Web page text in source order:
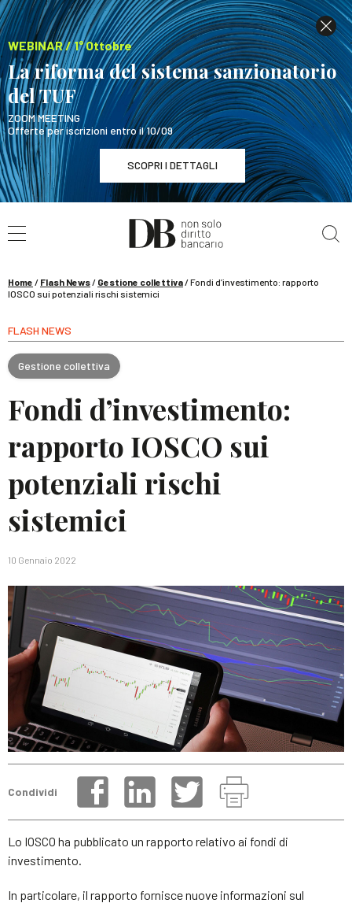
WEBINAR / 1° Ottobre
La riforma del sistema sanzionatorio
del TUF
ZOOM MEETING
Offerte per iscrizioni entro il 10/09
SCOPRI I DETTAGLI
WEBINAR / 1° Ottobre
La riforma del sistema sanzionatorio del TUF
Home / Flash News/ Gestione collettiva/Fondi d’investimento: rapporto
IOSCO sui potenziali rischi sistemici
FLASH NEWS
Gestione collettiva
Fondi d’investimento:
rapporto IOSCO sui
potenziali rischi
sistemici
10 Gennaio 2022
Condividi
Lo IOSCO ha pubblicato un rapporto relativo ai fondi di
investimento.
In particolare, il rapporto fornisce nuove informazioni sul